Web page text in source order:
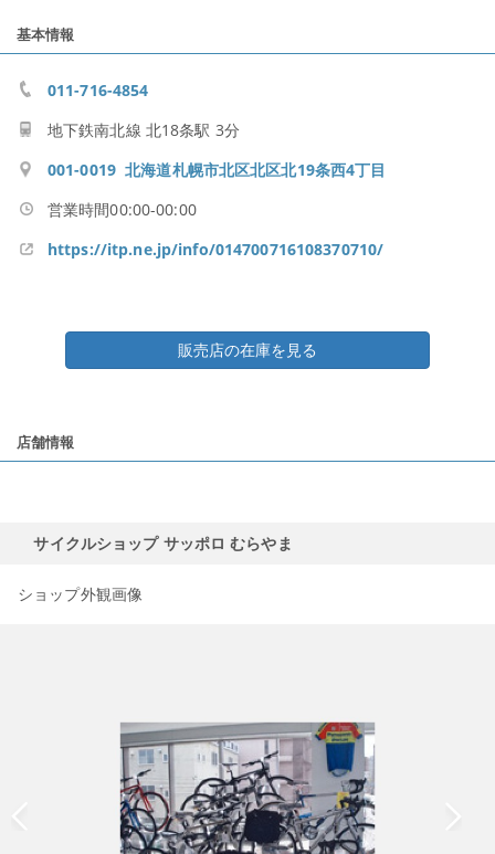
基本情報
011-716-4854
地下鉄南北線 北18条駅 3分
001-0019 北海道札幌市北区北区北19条西4丁目
営業時間00:00-00:00
https://itp.ne.jp/info/014700716108370710/
販売店の在庫を見る
店舗情報
サイクルショップ サッポロ むらやま
ショップ外観画像